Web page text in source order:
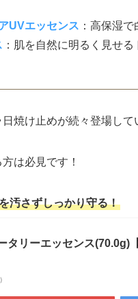
UVエッセンス ：高保湿で
：肌を自然に明るく見せ
焼け止めが続々登場して
は必見です！
汚さずしっかり守る！
タリーエッセンス(70.0g)